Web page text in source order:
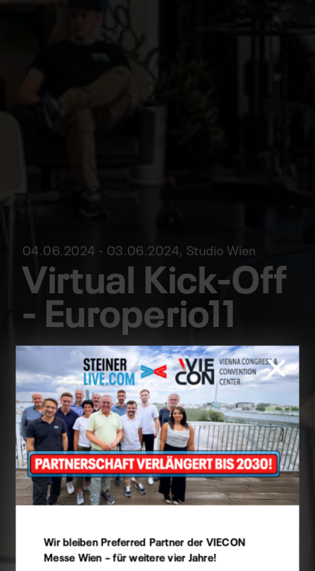
04.06.2024 - 03.06.2024, Studio Wien
Virtual Kick-Off
- Europerio11
Für die kommende Konferenz Europerio11 im
Mai 2025, die in Wien stattfinden wird, hielten
die Vorstandsmitglieder und Botschafter aus
ganz Europa eine virtuelle Kick-Off-
Veranstaltung im TV-Setting im STEINERLIVE
Studio Wien ab. PCO: Mondial
Cookie Präferenzen
Diese Website verwendet Cookies -
Wir bleiben Preferred Partner der VIECON
Messe Wien – für weitere vier Jahre!